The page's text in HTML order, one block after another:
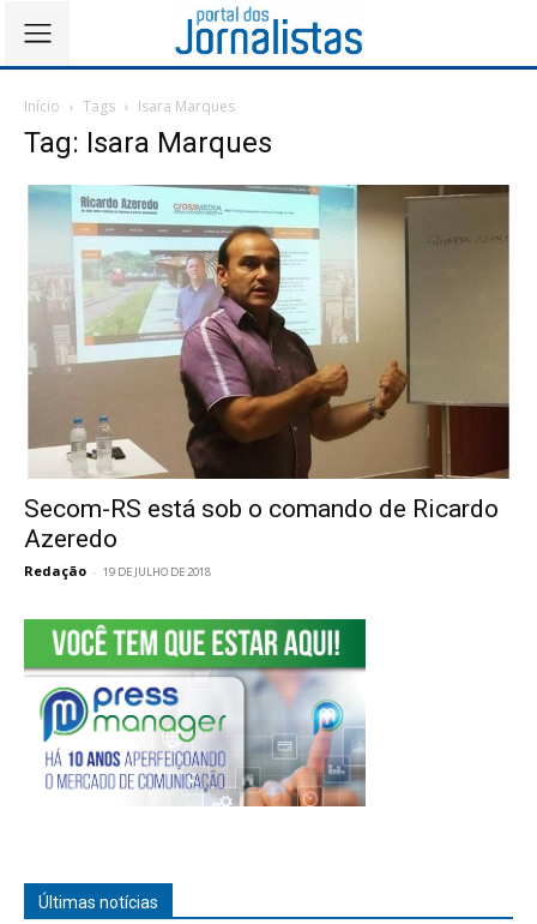
Início Tags Isara Marques
Tag: Isara Marques
Secom-RS está sob o comando de Ricardo
Azeredo
Redação - 19 DE JULHO DE 2018
Últimas notícias